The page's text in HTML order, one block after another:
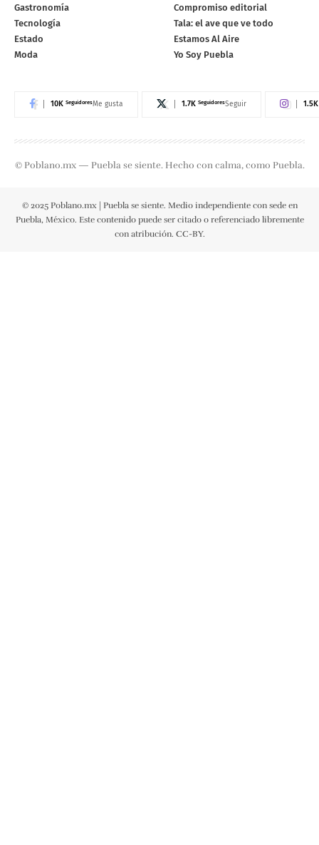
Gastronomía
Tecnología
Estado
Moda
Compromiso editorial
Tala: el ave que ve todo
Estamos Al Aire
Yo Soy Puebla
10K SeguidoresMe gusta 1.7K SeguidoresSeguir 1.5K
© Poblano.mx — Puebla se siente. Hecho con calma, como Puebla.
© 2025 Poblano.mx | Puebla se siente. Medio independiente con sede en
Puebla, México. Este contenido puede ser citado o referenciado libremente
con atribución. CC-BY.